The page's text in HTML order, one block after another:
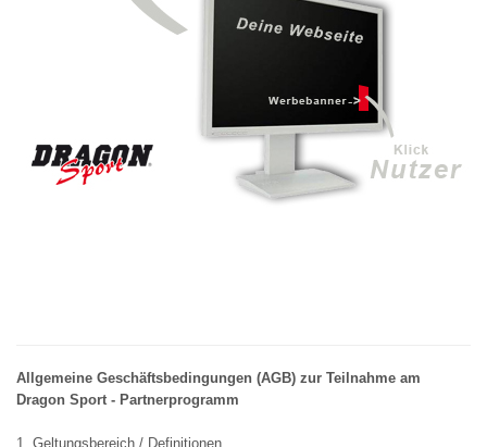
Allgemeine Geschäftsbedingungen (AGB) zur Teilnahme am
Dragon Sport - Partnerprogramm
1. Geltungsbereich / Definitionen